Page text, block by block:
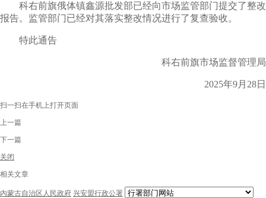
科右前旗俄体镇鑫源批发部已经向市场监管部门提交了整改
报告。监管部门已经对其落实整改情况进行了复查验收。
特此通告
科右前旗市场监督管理局
2025年9月28日
扫一扫在手机上打开页面
上一篇
下一篇
关闭
相关文章
内蒙古自治区人民政府 兴安盟行政公署